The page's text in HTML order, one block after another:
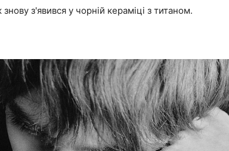
з'явився у чорній кераміці з титаном.